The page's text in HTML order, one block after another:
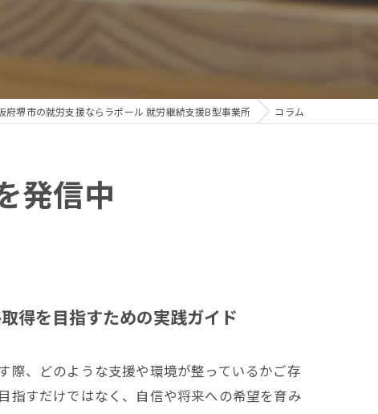
府堺市の就労支援ならラポール 就労継続支援B型事業所 コラム
発信中
得を目指すための実践ガイド
際、どのような支援や環境が整っているかご存
指すだけではなく、自信や将来への希望を育み